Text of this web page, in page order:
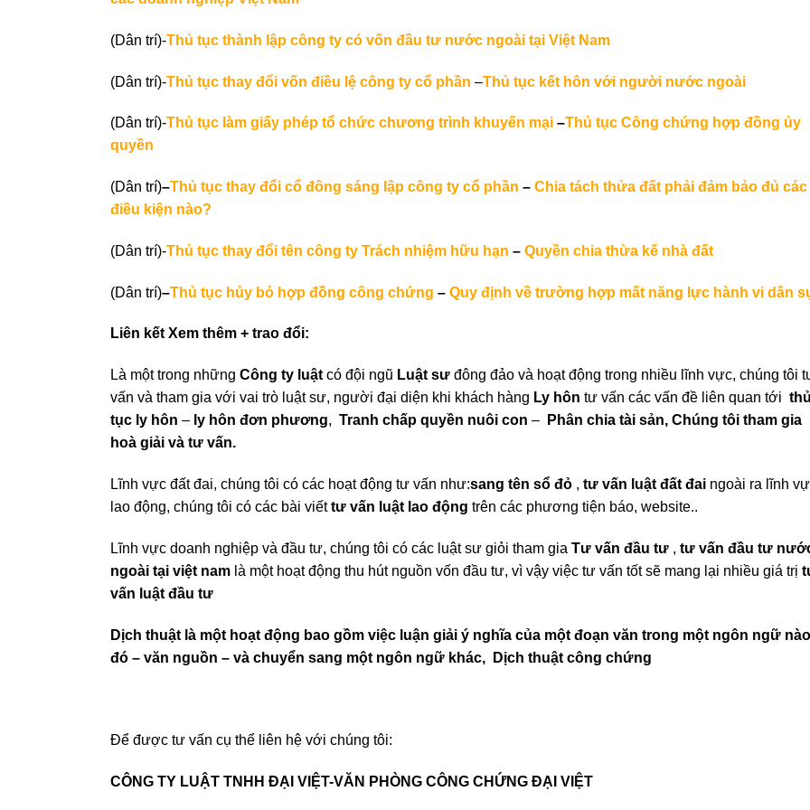
(Dân trí)-Thủ tục thành lập công ty có vốn đầu tư nước ngoài tại Việt Nam
(Dân trí)-Thủ tục thay đổi vốn điều lệ công ty cổ phần –Thủ tục kết hôn với người nước ngoài
(Dân trí)-Thủ tục làm giấy phép tổ chức chương trình khuyến mại –Thủ tục Công chứng hợp đồng ủy
quyền
(Dân trí)–Thủ tục thay đổi cổ đông sáng lập công ty cổ phần – Chia tách thửa đất phải đảm bảo đủ các
điều kiện nào?
(Dân trí)-Thủ tục thay đổi tên công ty Trách nhiệm hữu hạn – Quyền chia thừa kế nhà đất
(Dân trí)–Thủ tục hủy bỏ hợp đồng công chứng – Quy định về trường hợp mất năng lực hành vi dân
Liên kết Xem thêm + trao đổi:
Là một trong những Công ty luật có đội ngũ Luật sư đông đảo và hoạt động trong nhiều lĩnh vực, chúng tôi
vấn và tham gia với vai trò luật sư, người đại diện khi khách hàng Ly hôn tư vấn các vấn đề liên quan tới thủ
tục ly hôn – ly hôn đơn phương, Tranh chấp quyền nuôi con – Phân chia tài sản, Chúng tôi tham gia
hoà giải và tư vấn.
Lĩnh vực đất đai, chúng tôi có các hoạt động tư vấn như:sang tên sổ đỏ , tư vấn luật đất đai ngoài ra lĩnh
lao động, chúng tôi có các bài viếttư vấn luật lao động trên các phương tiện báo, website..
Lĩnh vực doanh nghiệp và đầu tư, chúng tôi có các luật sư giỏi tham gia Tư vấn đầu tư , tư vấn đầu tư
ngoài tại việt nam là một hoạt động thu hút nguồn vốn đầu tư, vì vậy việc tư vấn tốt sẽ mang lại nhiều giá trị
vấn luật đầu tư
Dịch thuật là một hoạt động bao gồm việc luận giải ý nghĩa của một đoạn văn trong một ngôn ngữ nào
đó – văn nguồn – và chuyển sang một ngôn ngữ khác,
Dịch thuật công chứng
Để được tư vấn cụ thể liên hệ với chúng tôi:
CÔNG TY LUẬT TNHH ĐẠI VIỆT-VĂN PHÒNG CÔNG CHỨNG ĐẠI VIỆT